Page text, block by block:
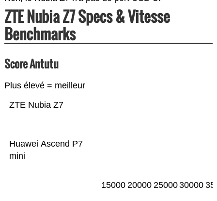
ZTE Nubia Z7 Specs & Vitesse
Benchmarks
Score Antutu
Plus élevé = meilleur
Huawei Ascend P7
mini
ZTE Nubia Z7
15000 20000 2500030000